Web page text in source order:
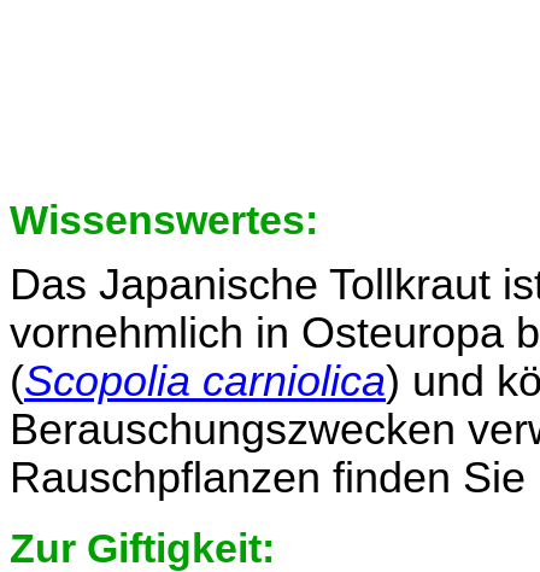
Wissenswertes:
Das Japanische Tollkraut
vornehmlich in Osteuropa
(Scopolia carniolica) und
Berauschungszwecken
Rauschpflanzen finden
Zur Giftigkeit: